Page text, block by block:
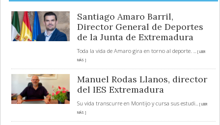
Santiago Amaro Barril,
Director General de Deportes
de la Junta de Extremadura
Toda la vida de Amaro gira en torno al deporte.
... [ LEER
MÁS ]
Manuel Rodas Llanos, director
del IES Extremadura
Su vida transcurre en Montijo y cursa sus estudi... [ LEER
MÁS ]